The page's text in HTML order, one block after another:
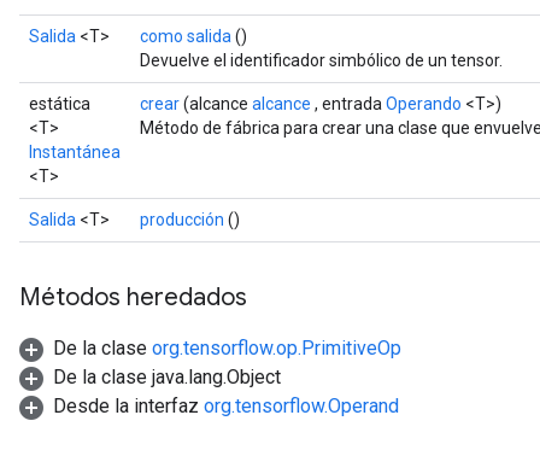
Salida <T> como salida ()
Devuelve el identificador simbólico de un tensor.
estática
<T>
Instantánea
<T>
crear(alcance alcance , entrada Operando <T>)
Método de fábrica para crear una clase que
Salida <T> producción ()
Métodos heredados
De la clase org.tensorflow.op.PrimitiveOp
De la clase java.lang.Object
Desde la interfaz org.tensorflow.Operand